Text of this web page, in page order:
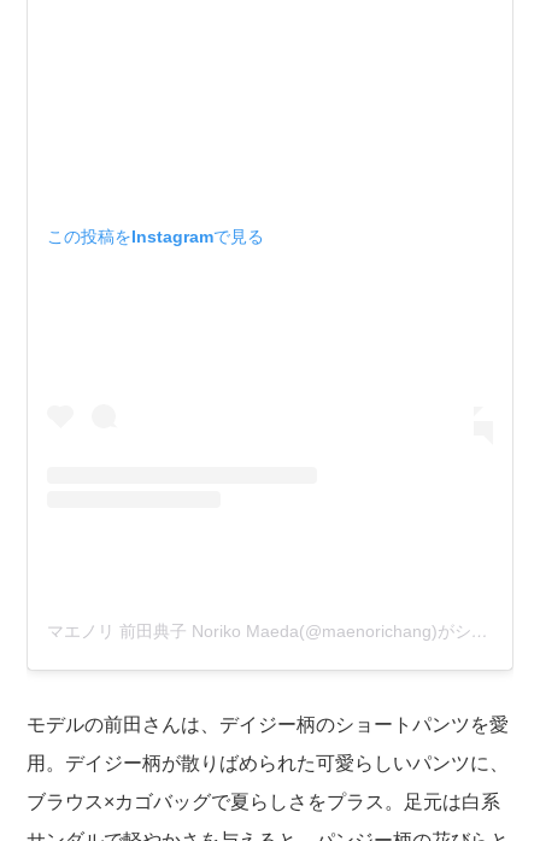
この投稿をInstagramで見る
マエノリ 前田典子 Noriko Maeda(@maenorichang)がシェアした投稿
モデルの前田さんは、デイジー柄のショートパンツを愛
用。デイジー柄が散りばめられた可愛らしいパンツに、
ブラウス×カゴバッグで夏らしさをプラス。足元は白系